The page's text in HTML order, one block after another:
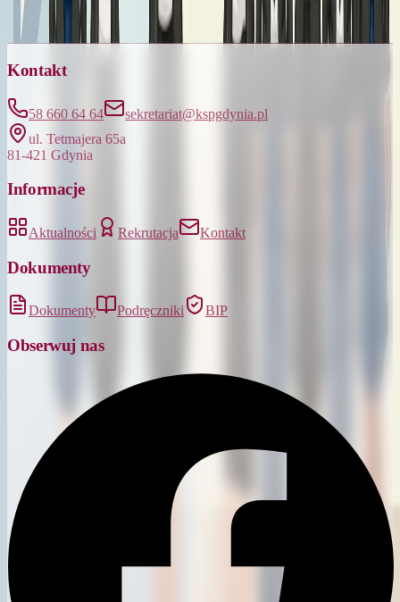
Kontakt
58 660 64 64
sekretariat@kspgdynia.pl
ul. Tetmajera 65a
81-421 Gdynia
Informacje
Aktualności Rekrutacja Kontakt
Dokumenty
Dokumenty Podręczniki BIP
Obserwuj nas